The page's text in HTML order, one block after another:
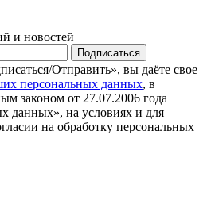
и новостей
Подписаться
Отправить», вы даёте свое
персональных данных, в
законом от 27.07.2006 года
на условиях и для
на обработку персональных